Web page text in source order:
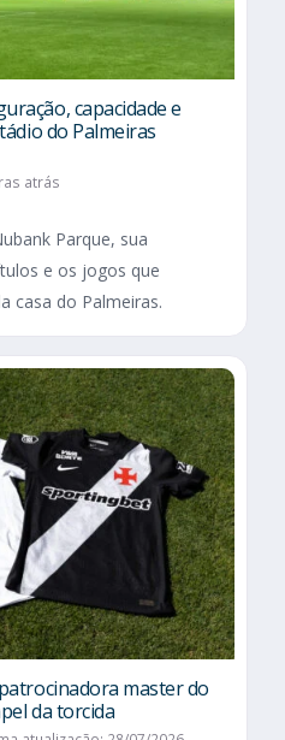
capacidade e
do Palmeiras
atrás
Parque, sua
e os jogos que
casa do Palmeiras.
master do
da torcida